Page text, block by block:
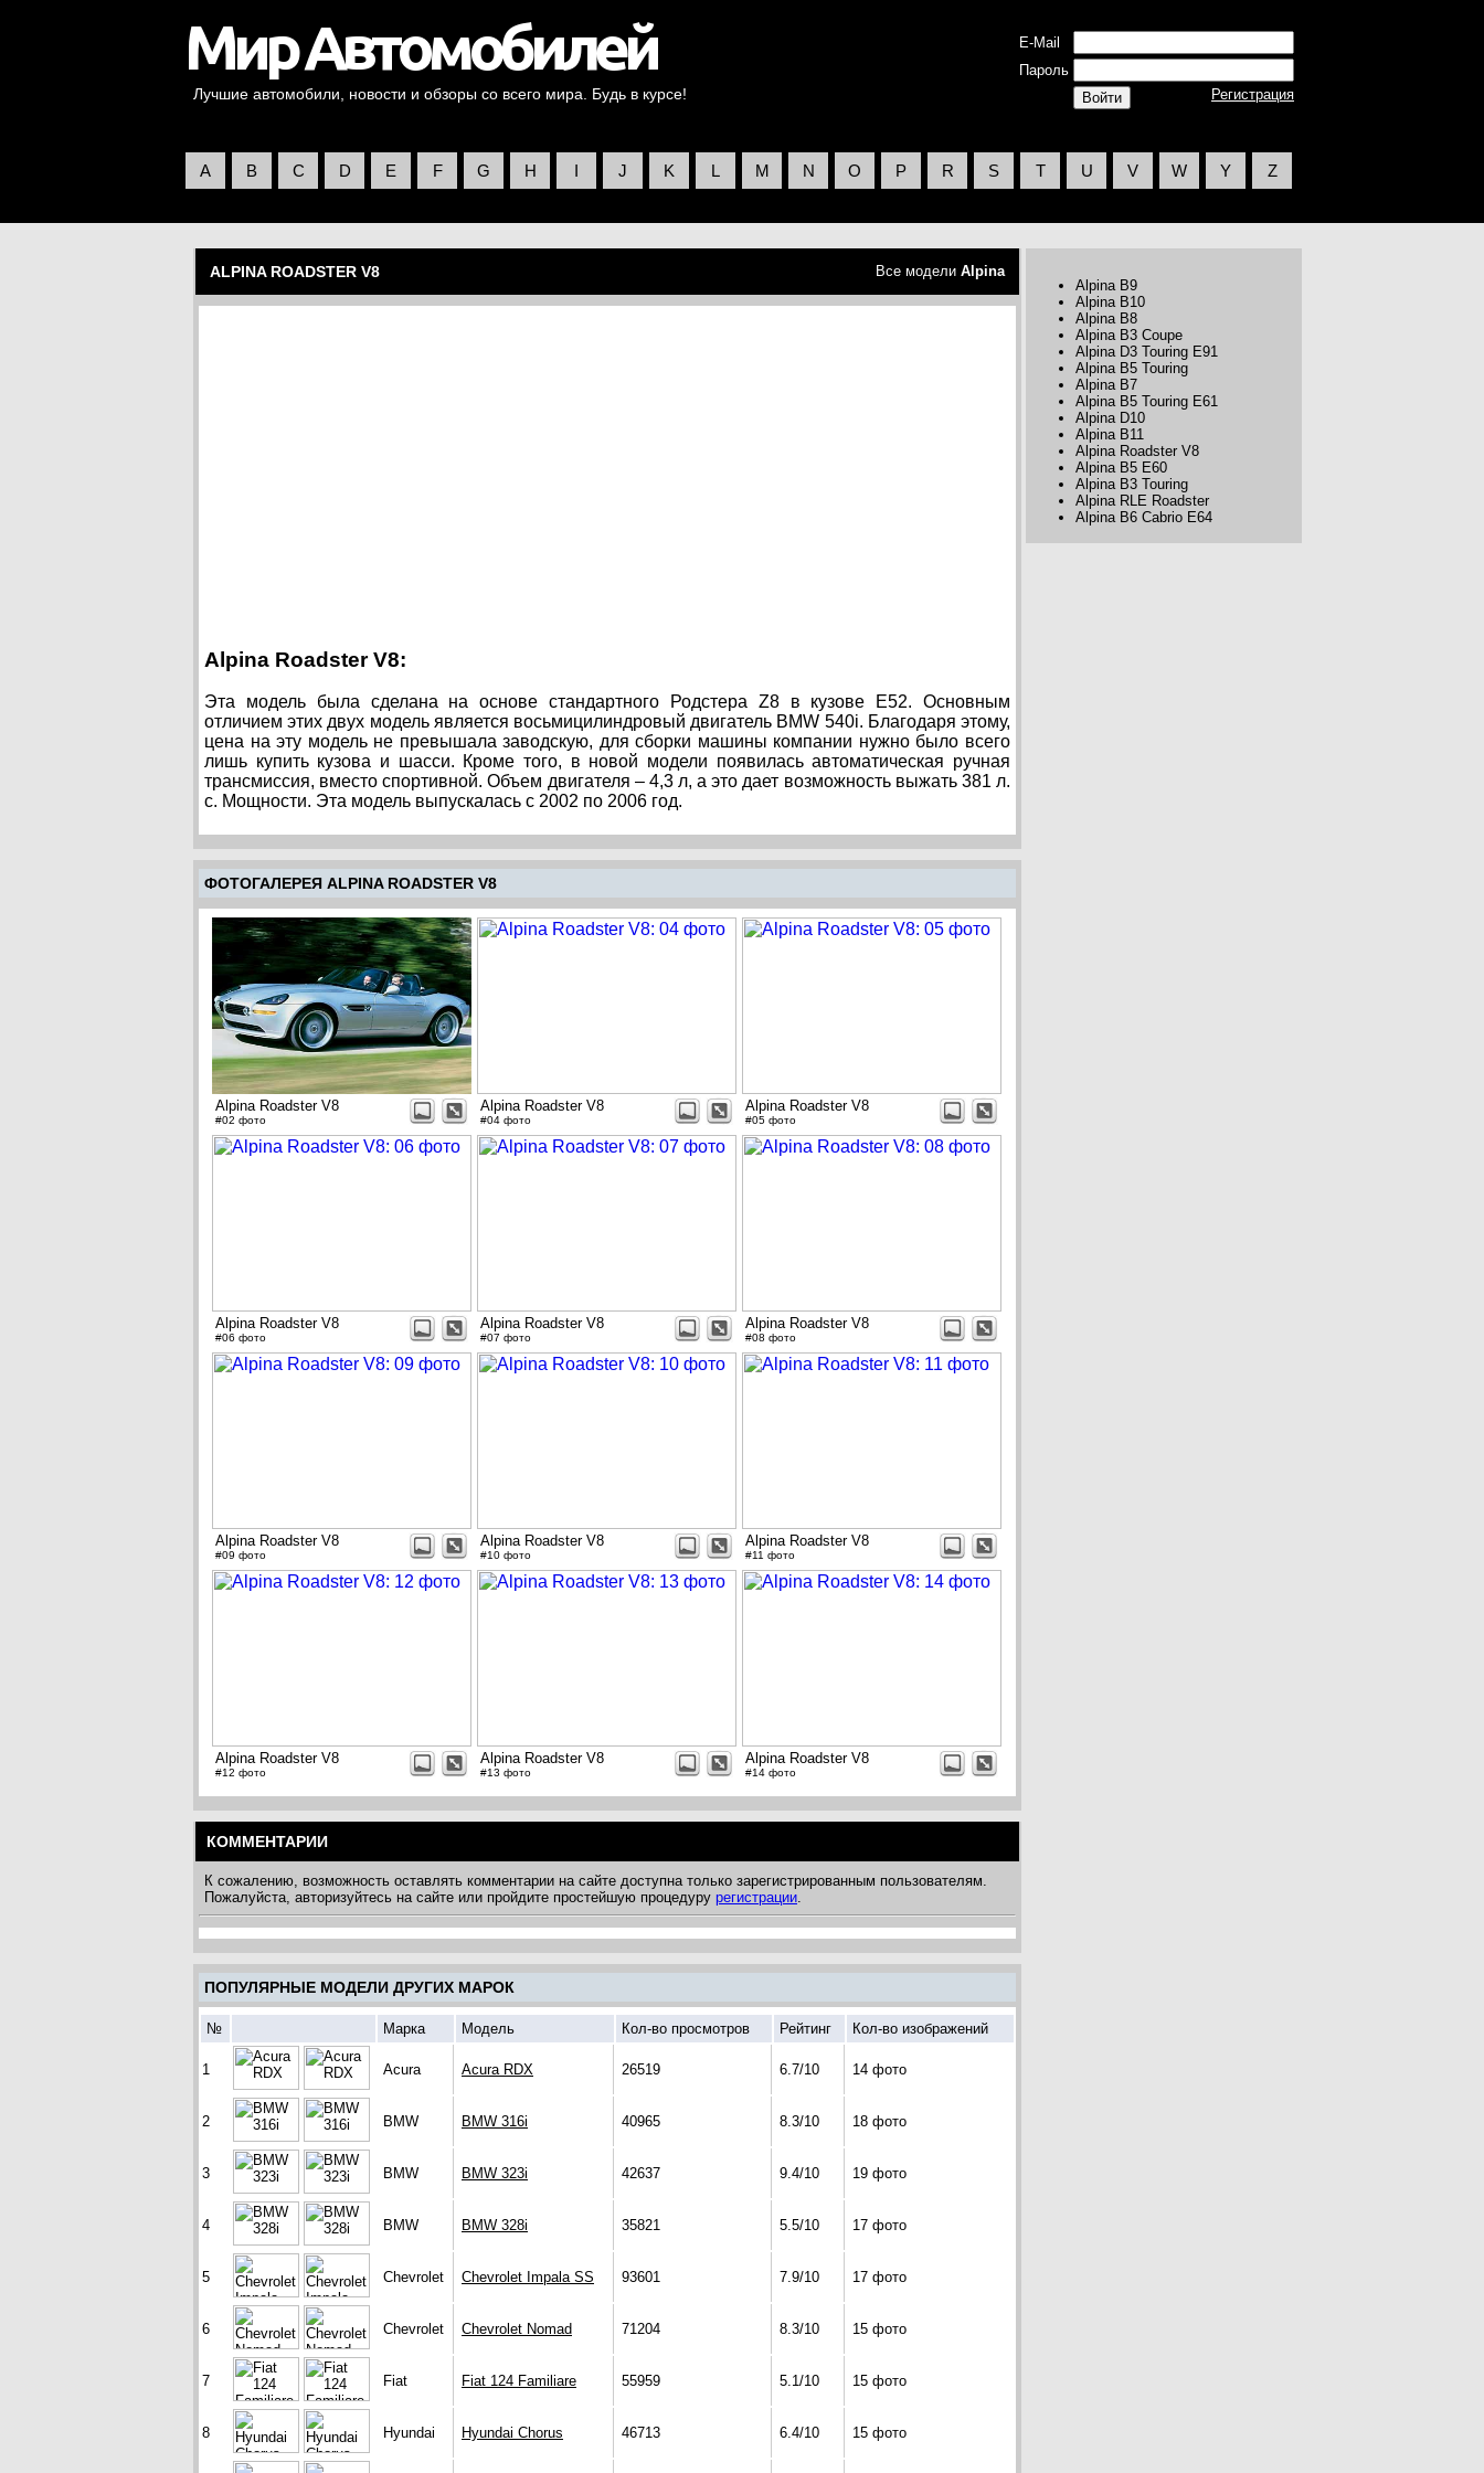
Лучшие автомобили, новости и обзоры со всего мира. Будь в курсе!
E-Mail
Пароль
Регистрация
A B C D E F G H I J K L M N O P R S T U V W Y Z
ALPINA ROADSTER V8 Все модели Alpina
Alpina Roadster V8:
Эта модель была сделана на основе стандартного Родстера Z8 в кузове Е52. Основным
отличием этих двух модель является восьмицилиндровый двигатель BMW 540i. Благодаря этому,
цена на эту модель не превышала заводскую, для сборки машины компании нужно было всего
лишь купить кузова и шасси. Кроме того, в новой модели появилась автоматическая ручная
трансмиссия, вместо спортивной. Объем двигателя – 4,3 л, а это дает возможность выжать 381 л.
с. Мощности. Эта модель выпускалась с 2002 по 2006 год.
ФОТОГАЛЕРЕЯ ALPINA ROADSTER V8
Alpina Roadster V8
#02 фото
Alpina Roadster V8
#04 фото
Alpina Roadster V8
#05 фото
Alpina Roadster V8
#06 фото
Alpina Roadster V8
#07 фото
Alpina Roadster V8
#08 фото
Alpina Roadster V8
#09 фото
Alpina Roadster V8
#10 фото
Alpina Roadster V8
#11 фото
Alpina Roadster V8
#12 фото
Alpina Roadster V8
#13 фото
Alpina Roadster V8
#14 фото
КОММЕНТАРИИ
К сожалению, возможность оставлять комментарии на сайте доступна только зарегистрированным пользователям.
Пожалуйста, авторизуйтесь на сайте или пройдите простейшую процедуру регистрации.
ПОПУЛЯРНЫЕ МОДЕЛИ ДРУГИХ МАРОК
№ Марка Модель Кол-во просмотров Рейтинг Кол-во изображений
1 Acura Acura RDX 26519 6.7/10 14 фото
2 BMW BMW 316i 40965 8.3/10 18 фото
3 BMW BMW 323i 42637 9.4/10 19 фото
4 BMW BMW 328i 35821 5.5/10 17 фото
5 Chevrolet Chevrolet Impala SS 93601 7.9/10 17 фото
6 Chevrolet Chevrolet Nomad 71204 8.3/10 15 фото
7 Fiat Fiat 124 Familiare 55959 5.1/10 15 фото
8 Hyundai Hyundai Chorus 46713 6.4/10 15 фото
Alpina B9
Alpina B10
Alpina B8
Alpina B3 Coupe
Alpina D3 Touring E91
Alpina B5 Touring
Alpina B7
Alpina B5 Touring E61
Alpina D10
Alpina B11
Alpina Roadster V8
Alpina B5 E60
Alpina B3 Touring
Alpina RLE Roadster
Alpina B6 Cabrio E64